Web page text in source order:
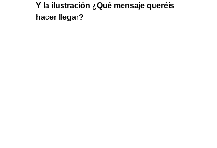
Y la ilustración ¿Qué mensaje queréis
hacer llegar?